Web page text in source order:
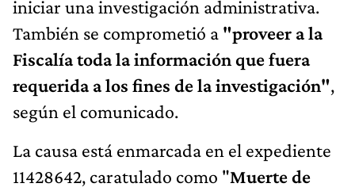
iniciar una investigación administrativa.
También se comprometió a "proveer a la
Fiscalía toda la información que fuera
requerida a los fines de la investigación",
según el comunicado.
La causa está enmarcada en el expediente
11428642, caratulado como "Muerte de